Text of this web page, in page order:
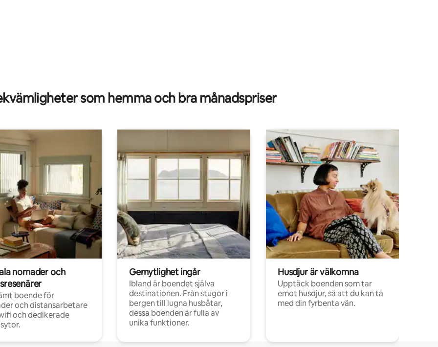
betyg, 35 omdömen
som hemma och bra månadspriser
nomader och
boende för
och distansarbetare
och dedikerade
Gemytlighet ingår
Ibland är boendet själva
destinationen. Från stugor i
bergen till lugna husbåtar,
dessa boenden är fulla av
unika funktioner.
Husdjur är välkomna
Upptäck boenden som tar
emot husdjur, så att du kan ta
med din fyrbenta vän.